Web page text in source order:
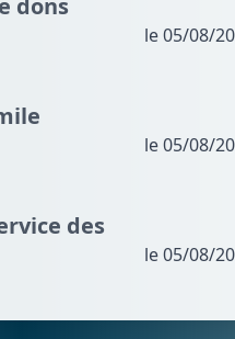
dons
le 05/08/
le 05/08/
des
le 05/08/